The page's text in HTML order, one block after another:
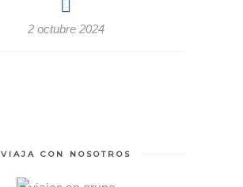
2 octubre 2024
VIAJA CON NOSOTROS